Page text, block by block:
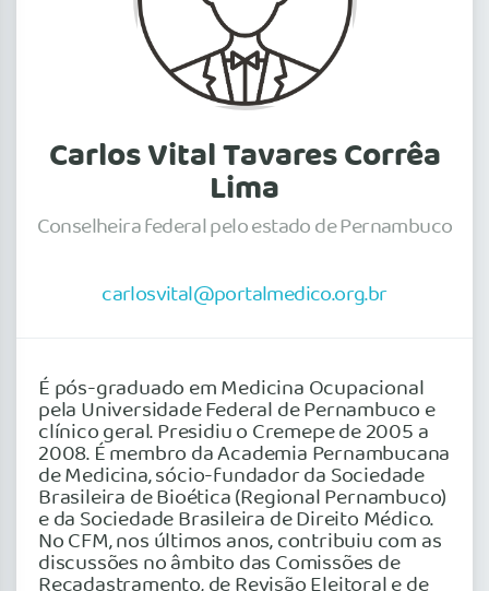
Carlos Vital Tavares Corrêa
Lima
Conselheira federal pelo estado de Pernambuco
carlosvital@portalmedico.org.br
É pós-graduado em Medicina Ocupacional
pela Universidade Federal de Pernambuco e
clínico geral. Presidiu o Cremepe de 2005 a
2008. É membro da Academia Pernambucana
de Medicina, sócio-fundador da Sociedade
Brasileira de Bioética (Regional Pernambuco)
e da Sociedade Brasileira de Direito Médico.
No CFM, nos últimos anos, contribuiu com as
discussões no âmbito das Comissões de